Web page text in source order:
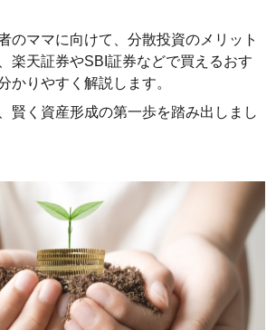
のママに向けて、分散投資のメリット
楽天証券やSBI証券などで買えるおす
かりやすく解説します。
賢く資産形成の第一歩を踏み出しまし